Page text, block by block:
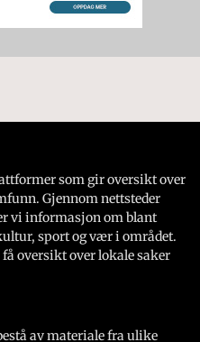
som gir oversikt over
Gjennom nettsteder
vi informasjon om blant
sport og vær i området.
oversikt over lokale saker
av materiale fra ulike